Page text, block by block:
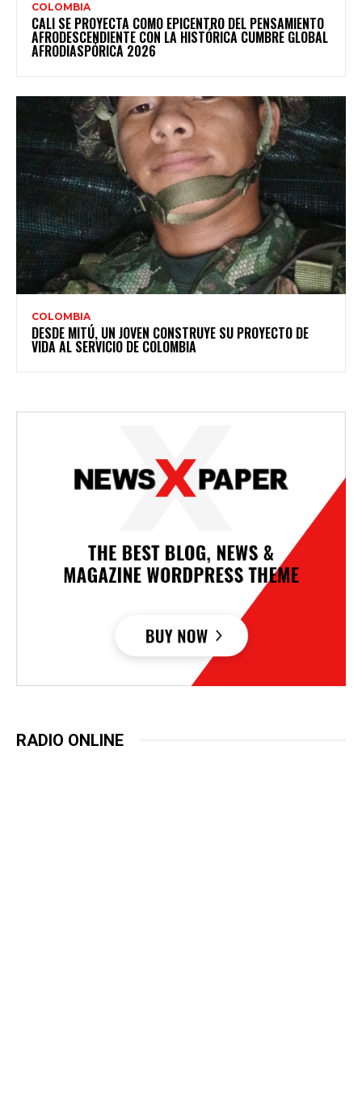
COLOMBIA
CALI SE PROYECTA COMO EPICENTRO DEL PENSAMIENTO
AFRODESCENDIENTE CON LA HISTÓRICA CUMBRE GLOBAL
AFRODIASPÓRICA 2026
COLOMBIA
DESDE MITÚ, UN JOVEN CONSTRUYE SU PROYECTO DE
VIDA AL SERVICIO DE COLOMBIA
RADIO ONLINE